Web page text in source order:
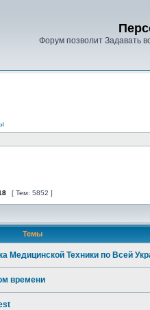
Форум позволит Задавать
[ Тем: 5852 ]
Темы
Медицинской Техники по Всей
времени